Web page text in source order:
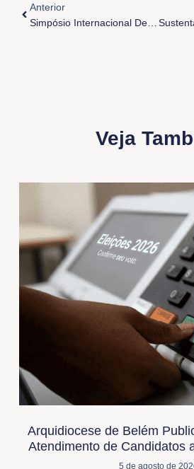
Anterior
Simpósio Internacional De Mariologia
Veja
Arquidiocese de Belém
Atendimento de Candidatos
5 de agosto de